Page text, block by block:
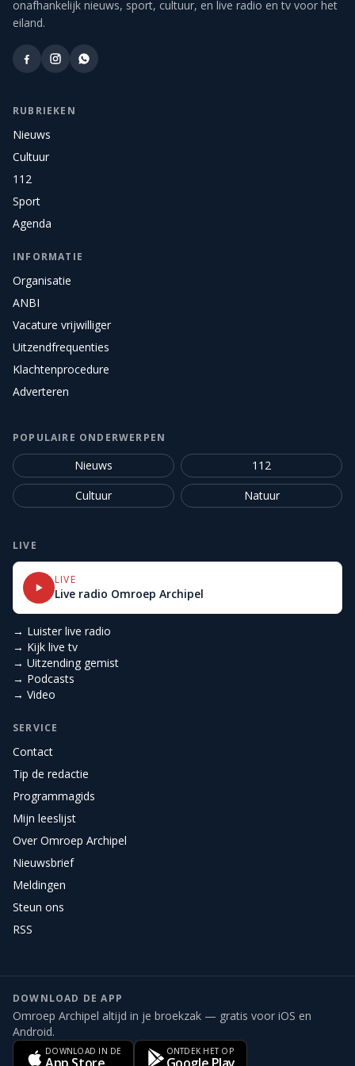
onafhankelijk nieuws, sport, cultuur, en live radio en tv voor het
eiland.
RUBRIEKEN
Nieuws
Cultuur
112
Sport
Agenda
INFORMATIE
Organisatie
ANBI
Vacature vrijwilliger
Uitzendfrequenties
Klachtenprocedure
Adverteren
POPULAIRE ONDERWERPEN
Nieuws
112
Cultuur
Natuur
LIVE
LIVE
Live radio Omroep Archipel
→ Luister live radio
→ Kijk live tv
→ Uitzending gemist
→ Podcasts
→ Video
SERVICE
Contact
Tip de redactie
Programmagids
Mijn leeslijst
Over Omroep Archipel
Nieuwsbrief
Meldingen
Steun ons
RSS
DOWNLOAD DE APP
Omroep Archipel altijd in je broekzak — gratis voor iOS en
Android.
DOWNLOAD IN DE ONTDEK HET OP